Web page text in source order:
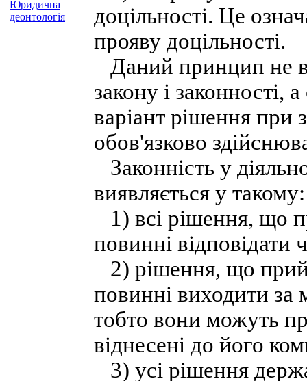
Юридична
деонтологія
доцільності. Це
прояву доцільності.
Даний принцип не
закону і законності,
варіант рішення при
обов'язково
Законність у
виявляється у такому:
1) всі рішення, що
повинні відповідати
2) рішення, що
повинні виходити за
тобто вони можуть
віднесені до його
3) усі рішення